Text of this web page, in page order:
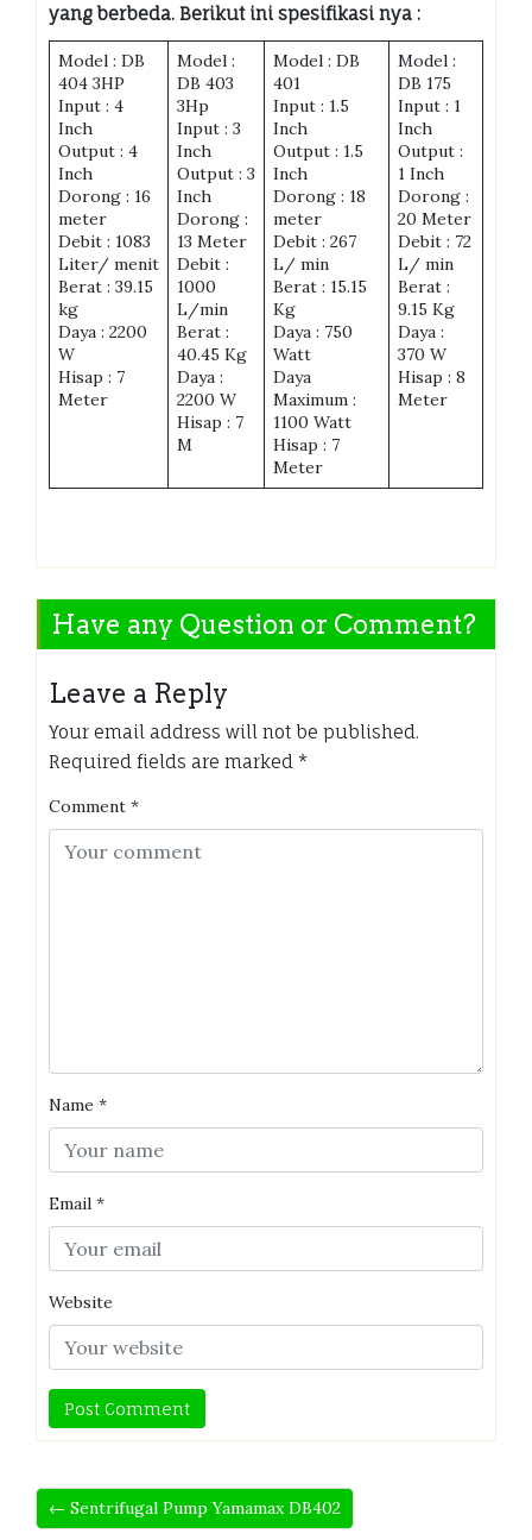
yang berbeda. Berikut ini spesifikasi nya :
Model : DB
404 3HP
Input : 4
Inch
Output : 4
Inch
Dorong : 16
meter
Debit : 1083
Liter/ menit
Berat : 39.15
kg
Daya : 2200
W
Hisap : 7
Meter
Model :
DB 403
3Hp
Input : 3
Inch
Output : 3
Inch
Dorong :
13 Meter
Debit :
1000
L/min
Berat :
40.45 Kg
Daya :
2200 W
Hisap : 7
M
Model : DB
401
Input : 1.5
Inch
Output : 1.5
Inch
Dorong : 18
meter
Debit : 267
L/ min
Berat : 15.15
Kg
Daya : 750
Watt
Daya
Maximum :
1100 Watt
Hisap : 7
Meter
Model :
DB 175
Input : 1
Inch
Output :
1 Inch
Dorong :
20 Meter
Debit : 72
L/ min
Berat :
9.15 Kg
Daya :
370 W
Hisap : 8
Meter
Have any Question or Comment?
Leave a Reply
Your email address will not be published.
Required fields are marked *
Comment *
Name *
Email *
Website
← Sentrifugal Pump Yamamax DB402